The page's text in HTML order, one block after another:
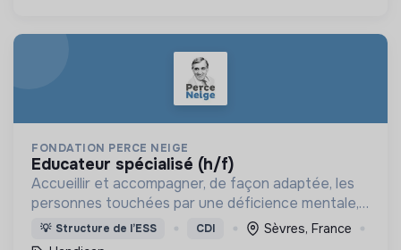
FONDATION PERCE NEIGE
educateur spécialisé (h/f)
Accueillir et accompagner, de façon adaptée, les
personnes touchées par une déficience mentale,
un handicap physique ou psychique
💡 Structure de l’ESS CDI
Sèvres, France